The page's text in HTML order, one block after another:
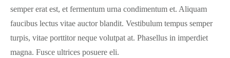
semper erat est, et fermentum urna condimentum et. Aliquam
faucibus lectus vitae auctor blandit. Vestibulum tempus semper
turpis, vitae porttitor neque volutpat at. Phasellus in imperdiet
magna. Fusce ultrices posuere eli.